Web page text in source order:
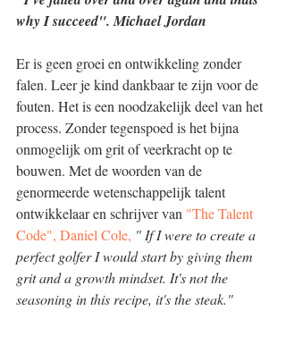
why I succeed". Michael Jordan
Er is geen groei en ontwikkeling zonder
falen. Leer je kind dankbaar te zijn voor de
fouten. Het is een noodzakelijk deel van het
process. Zonder tegenspoed is het bijna
onmogelijk om grit of veerkracht op te
bouwen. Met de woorden van de
genormeerde wetenschappelijk talent
ontwikkelaar en schrijver van "The Talent
Code", Daniel Cole, " If I were to create a
perfect golfer I would start by giving them
grit and a growth mindset. It's not the
seasoning in this recipe, it's the steak."